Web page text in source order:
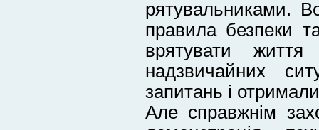
рятувальниками.
правила безпеки
врятувати
надзвичайних
запитань і отримали
Але справжнім